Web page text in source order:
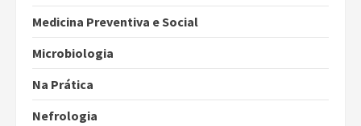
Medicina Preventiva e Social
Microbiologia
Na Prática
Nefrologia